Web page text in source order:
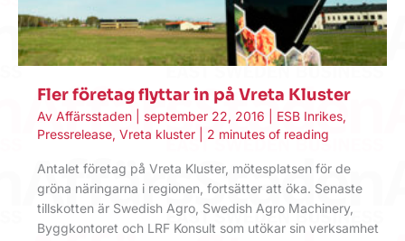
Fler företag flyttar in på Vreta Kluster
Av Affärsstaden september 22, 2016 ESB Inrikes,
Pressrelease, Vreta kluster 2 minutes of reading
Antalet företag på Vreta Kluster, mötesplatsen för de
gröna näringarna i regionen, fortsätter att öka. Senaste
tillskotten är Swedish Agro, Swedish Agro Machinery,
Byggkontoret och LRF Konsult som utökar sin verksamhet